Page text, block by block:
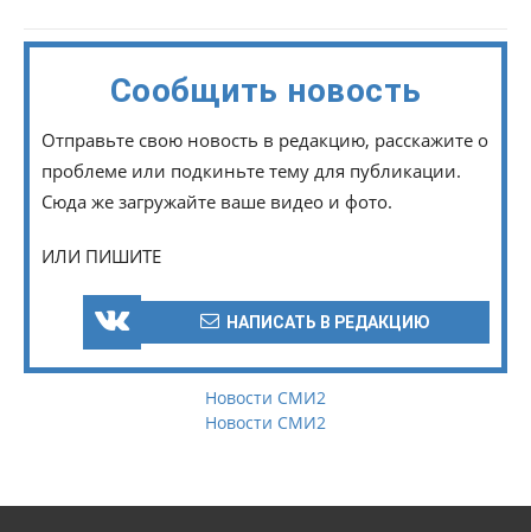
Сообщить новость
Отправьте свою новость в редакцию, расскажите о
проблеме или подкиньте тему для публикации.
Сюда же загружайте ваше видео и фото.
ИЛИ ПИШИТЕ
НАПИСАТЬ В РЕДАКЦИЮ
Новости СМИ2
Новости СМИ2